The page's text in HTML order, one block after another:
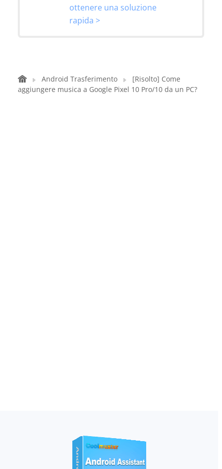
ottenere una soluzione
rapida >
Android Trasferimento
[Risolto] Come
aggiungere musica a Google Pixel 10 Pro/10 da un PC?